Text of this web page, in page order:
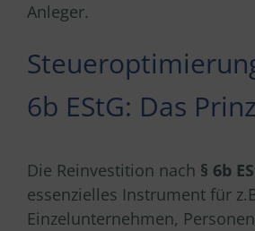
Anleger.
6b EStG: Das
Die Reinvestition nach § 6b
essenzielles Instrument für
Einzelunternehmen,